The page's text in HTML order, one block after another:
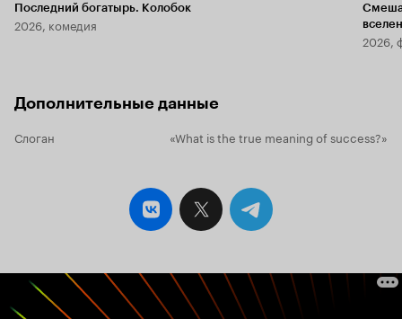
Последний богатырь. Колобок
2026, комедия
2026,
Дополнительные данные
Слоган «What is the true meaning of success?»